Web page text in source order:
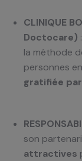
CLINIQUE
Doctocare)
la méthode
personnes
gratifiée
son
attractives